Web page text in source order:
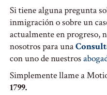
Si tiene alguna pregunta
inmigración o sobre un
actualmente en progreso,
nosotros para una
con uno de nuestros
Simplemente llame a
1799.